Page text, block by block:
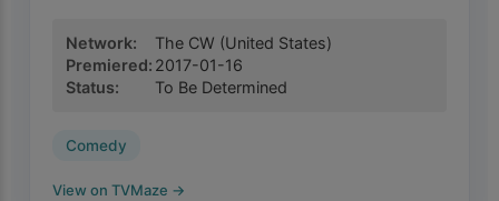
Network: The CW (United States)
Premiered: 2017-01-16
Status: To Be Determined
Comedy
View on TVMaze →